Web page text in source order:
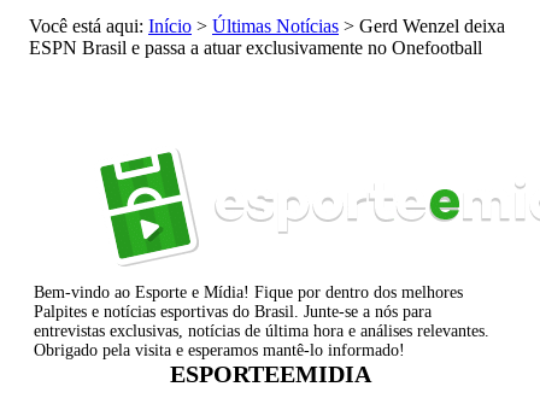
Você está aqui: Início > Últimas Notícias > Gerd Wenzel deixa
ESPN Brasil e passa a atuar exclusivamente no Onefootball
Bem-vindo ao Esporte e Mídia! Fique por dentro dos melhores
Palpites e notícias esportivas do Brasil. Junte-se a nós para
entrevistas exclusivas, notícias de última hora e análises relevantes.
Obrigado pela visita e esperamos mantê-lo informado!
ESPORTEEMIDIA